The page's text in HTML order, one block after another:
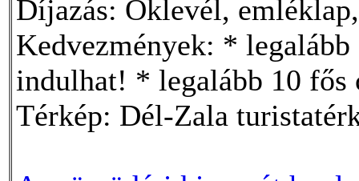
Díjazás: Oklevél,
Kedvezmények: *
indulhat! * legalább 10 fős
Térkép: Dél-Zala